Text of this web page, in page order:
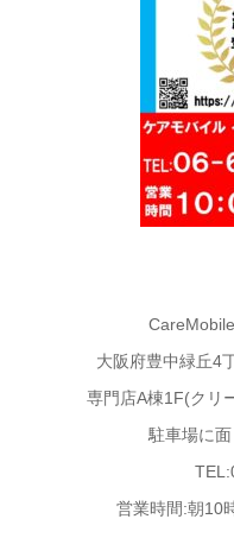
大阪府豊中緑丘4
専門店A棟1F(クリ
駐車場に
営業時間:朝10